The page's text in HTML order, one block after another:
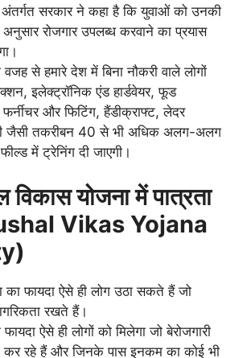
सरकार ने कहा है कि युवाओं को उनकी
अनुसार रोजगार उपलब्ध करवाने का प्रयास
वजह से हमारे देश में बिना नौकरी वाले लोगों
इलेक्ट्रॉनिक एंड हार्डवेयर, फूड
फर्नीचर और फिटिंग, हैंडीक्राफ्ट, लेदर
जैसी तकरीबन 40 से भी अधिक अलग-अलग
में ट्रेनिंग दी जाएगी।
विकास योजना में पात्रता
Vikas Yojana
का फायदा ऐसे ही लोग उठा सकते हैं जो
रखते हैं।
ऐसे ही लोगों को मिलेगा जो बेरोजगारी
कर रहे हैं और जिनके पास इनकम का कोई भी